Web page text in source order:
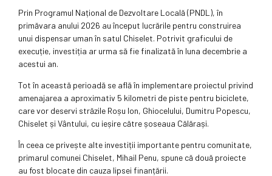
Prin Programul Național de Dezvoltare Locală (PNDL), în
primăvara anului 2026 au început lucrările pentru construirea
unui dispensar uman în satul Chiselet. Potrivit graficului de
execuție, investiția ar urma să fie finalizată în luna decembrie a
acestui an.
Tot în această perioadă se află în implementare proiectul privind
amenajarea a aproximativ 5 kilometri de piste pentru biciclete,
care vor deservi străzile Roșu Ion, Ghiocelului, Dumitru Popescu,
Chiselet și Vântului, cu ieșire către șoseaua Călărași.
În ceea ce privește alte investiții importante pentru comunitate,
primarul comunei Chiselet, Mihail Penu, spune că două proiecte
au fost blocate din cauza lipsei finanțării.